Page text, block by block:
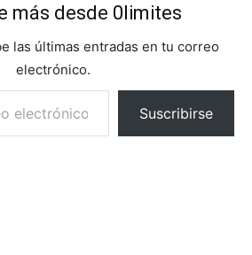
más desde 0limites
las últimas entradas en tu correo
electrónico.
Suscribirse